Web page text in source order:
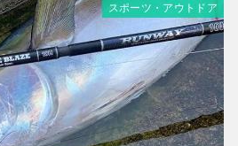
スポーツ・アウトドア